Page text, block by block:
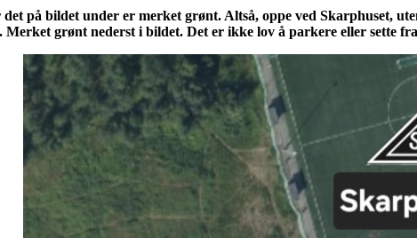
på bildet under er merket grønt. Altså, oppe ved Skarphuset,
grønt nederst i bildet. Det er ikke lov å parkere eller sette